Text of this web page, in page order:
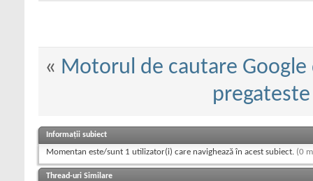
« Motorul de cautare
Informații subiect
Momentan este/sunt 1 utilizator(i) care navighează în acest subiect. (0
Thread-uri Similare